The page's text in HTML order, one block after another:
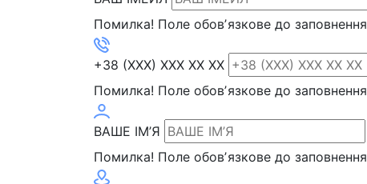
Помилка! Поле обовʼязкове до заповнення
+38 (XXX) XXX XX XX
Помилка! Поле обовʼязкове до заповнення
ВАШЕ ІМ’Я
Помилка! Поле обовʼязкове до заповнення